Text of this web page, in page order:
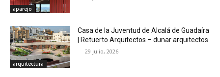
aparejo
arquitectura
Casa de la Juventud de Alcalá de Guadaíra
| Retuerto Arquitectos – dunar arquitectos
29 julio, 2026